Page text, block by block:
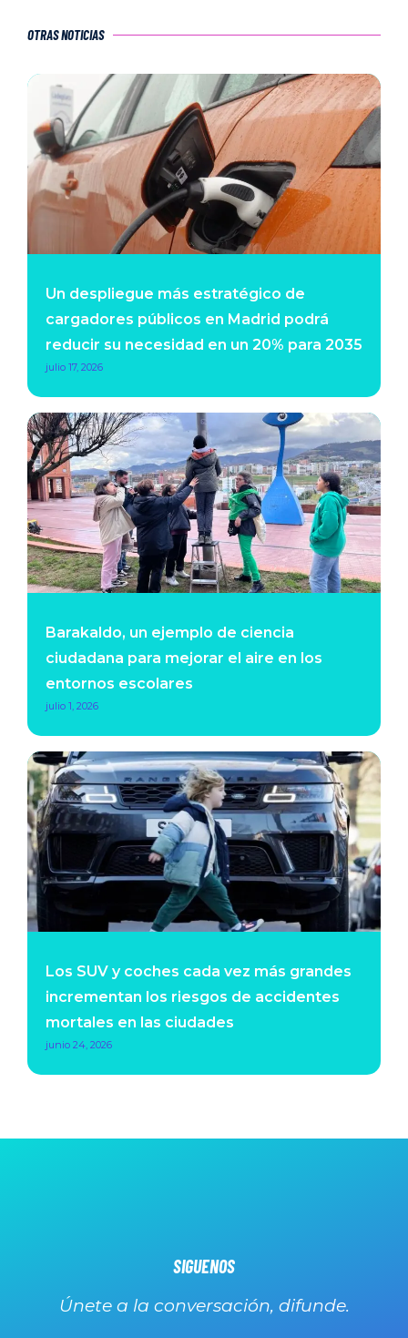
OTRAS NOTICIAS
Un despliegue más estratégico de
cargadores públicos en Madrid podrá
reducir su necesidad en un 20% para 2035
julio 17, 2026
Barakaldo, un ejemplo de ciencia
ciudadana para mejorar el aire en los
entornos escolares
julio 1, 2026
Los SUV y coches cada vez más grandes
incrementan los riesgos de accidentes
mortales en las ciudades
junio 24, 2026
SIGUENOS
Únete a la conversación, difunde.